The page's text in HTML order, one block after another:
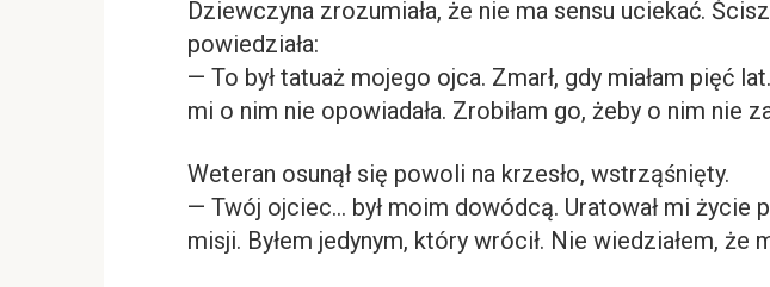
Dziewczyna zrozumiała, że nie ma sensu uciekać.
powiedziała:
— To był tatuaż mojego ojca. Zmarł, gdy miałam pięć
mi o nim nie opowiadała. Zrobiłam go, żeby o nim nie
Weteran osunął się powoli na krzesło, wstrząśnięty.
— Twój ojciec… był moim dowódcą. Uratował mi życie
misji. Byłem jedynym, który wrócił. Nie wiedziałem, że